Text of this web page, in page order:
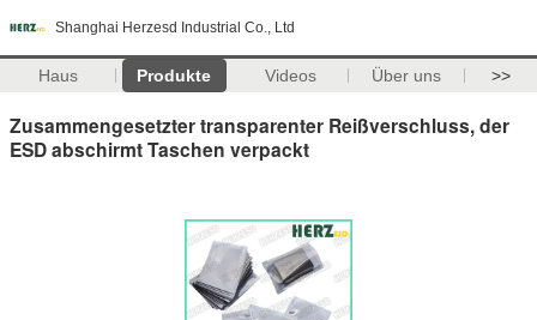
Shanghai Herzesd Industrial Co., Ltd
Haus Produkte Videos Über uns >>
Zusammengesetzter transparenter Reißverschluss, der
ESD abschirmt Taschen verpackt